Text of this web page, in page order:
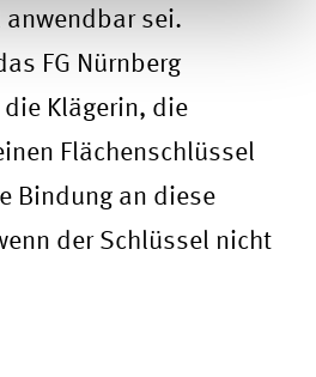
anwendbar sei.
FG Nürnberg
Klägerin, die
Flächenschlüssel
Bindung an diese
der Schlüssel nicht